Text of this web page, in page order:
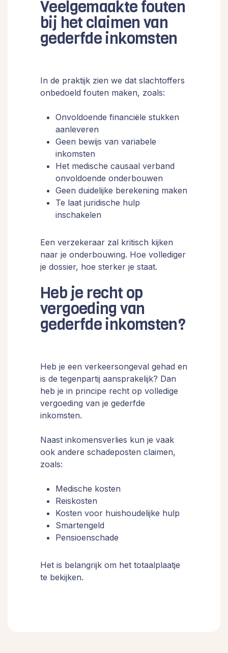
Veelgemaakte fouten
bij het claimen van
gederfde inkomsten
In de praktijk zien we dat slachtoffers
onbedoeld fouten maken, zoals:
Onvoldoende financiële stukken
aanleveren
Geen bewijs van variabele
inkomsten
Het medische causaal verband
onvoldoende onderbouwen
Geen duidelijke berekening maken
Te laat juridische hulp
inschakelen
Een verzekeraar zal kritisch kijken
naar je onderbouwing. Hoe vollediger
je dossier, hoe sterker je staat.
Heb je recht op
vergoeding van
gederfde inkomsten?
Heb je een verkeersongeval gehad en
is de tegenpartij aansprakelijk? Dan
heb je in principe recht op volledige
vergoeding van je gederfde
inkomsten.
Naast inkomensverlies kun je vaak
ook andere schadeposten claimen,
zoals:
Medische kosten
Reiskosten
Kosten voor huishoudelijke hulp
Smartengeld
Pensioenschade
Het is belangrijk om het totaalplaatje
te bekijken.